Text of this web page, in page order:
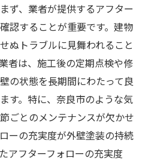
ず、業者が提供するアフター
認することが重要です。建物
ぬトラブルに見舞われること
者は、施工後の定期点検や修
の状態を長期間にわたって良
す。特に、奈良市のような気
ごとのメンテナンスが欠かせ
ーの充実度が外壁塗装の持続
アフターフォローの充実度